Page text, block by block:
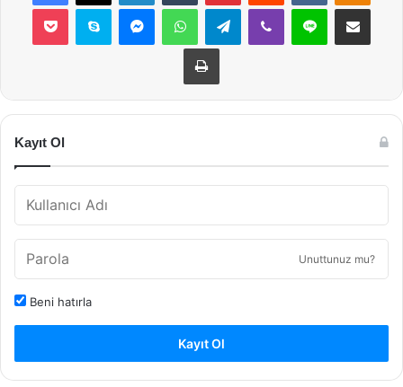
Pocket Skype MessengerWhatsAppTelegramViber Line E-Posta ile
Yazdır
Kayıt Ol
Unuttunuz mu?
Beni hatırla
Kayıt Ol